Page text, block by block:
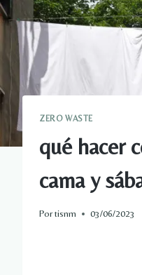
ZERO WASTE
qué hacer
cama y
Portisnm 03/06/2023